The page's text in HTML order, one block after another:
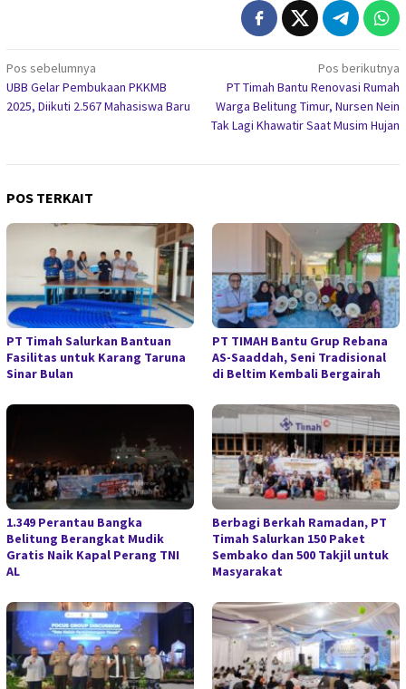
Navigasi
pos
Pos sebelumnya
UBB Gelar Pembukaan PKKMB
2025, Diikuti 2.567 Mahasiswa Baru
Pos berikutnya
PT Timah Bantu Renovasi Rumah
Warga Belitung Timur, Nursen Nein
Tak Lagi Khawatir Saat Musim Hujan
POS TERKAIT
PT Timah Salurkan Bantuan
Fasilitas untuk Karang Taruna
Sinar Bulan
PT TIMAH Bantu Grup Rebana
AS-Saaddah, Seni Tradisional
di Beltim Kembali Bergairah
1.349 Perantau Bangka
Belitung Berangkat Mudik
Gratis Naik Kapal Perang TNI
AL
Berbagi Berkah Ramadan, PT
Timah Salurkan 150 Paket
Sembako dan 500 Takjil untuk
Masyarakat